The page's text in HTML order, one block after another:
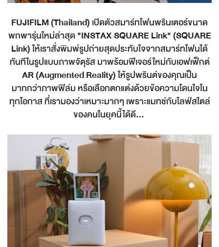
FUJIFILM (Thailand) เปิดตัวสมาร์ทโฟนพรินเตอร์ขนาด
พกพารุ่นใหม่ล่าสุด "INSTAX SQUARE Link" (SQUARE
Link)ให้เราสั่งพิมพ์รูปถ่ายสุดประทับใจจากสมาร์ทโฟนได้
ทันทีในรูปแบบภาพจัตุรัส มาพร้อมฟีเจอร์ใหม่กับเอฟเฟ็กต์
AR (Augmented Reality)ให้รูปพรินต์ของคุณเป็น
มากกว่าภาพฟิล์ม หรือเลือกตกแต่งด้วยข้อความโดนใจใน
ทุกโอกาส ที่เรามองว่าเหมาะมากๆ เพราะแมทช์กับไลฟ์สไตล์
ของคนในยุคนี้ได้ดี...